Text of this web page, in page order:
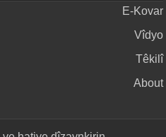
E-Kovar
Vîdyo
Têkilî
About